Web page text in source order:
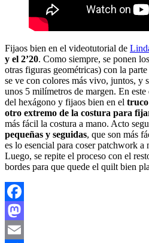
Fijaos bien en el videotutorial de
y el 2’20. Como siempre, se ponen
otras figuras geométricas) con la
se ve con colores más vivo, juntos, y
unos 5 milímetros de margen. En
del hexágono y fijaos bien en el
otro extremo de la costura para
más fácil la costura a mano. Acto
pequeñas y seguidas, que son más
es lo esencial para coser patchwork
Luego, se repite el proceso con el
bordes para que quede el quilt bien
Facebook
Mastodon